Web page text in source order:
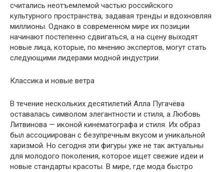
считались неотъемлемой частью российского
культурного пространства, задавая тренды и вдохновляя
миллионы. Однако в современном мире их позиции
начинают постепенно сдвигаться, а на сцену выходят
новые лица, которые, по мнению экспертов, могут стать
следующими лидерами модной индустрии.
Классика и новые ветра
В течение нескольких десятилетий Алла Пугачёва
оставалась символом элегантности и стиля, а Любовь
Литвинова — иконой кинематографа и стиля. Их образ
был ассоциирован с безупречным вкусом и уникальной
харизмой. Но сегодня эти фигуры уже не так актуальны
для молодого поколения, которое ищет свежие идеи и
новые стандарты красоты. В мире, где мода быстро